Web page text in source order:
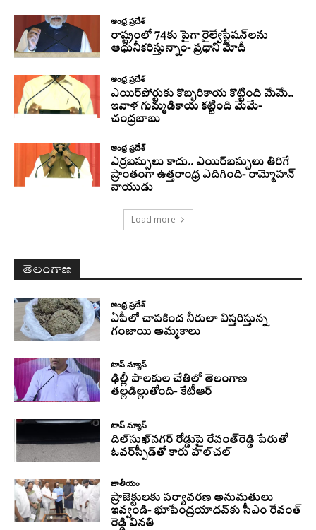
ఆంధ్ర ప్రదేశ్
రాష్ట్రంలో 74కు పైగా రైల్వేస్టేషన్‌లను
ఆధునీకరిస్తున్నాం- ప్రధాని మోదీ
ఆంధ్ర ప్రదేశ్
ఎయిర్‌పోర్టుకు కొబ్బరికాయ కొట్టింది మేమే..
ఇవాళ గుమ్మడికాయ కట్టింది మేమే-
చంద్రబాబు
ఆంధ్ర ప్రదేశ్
ఎర్రబస్సులు కాదు.. ఎయిర్‌బస్సులు తిరిగే
ప్రాంతంగా ఉత్తరాంధ్ర ఎదిగింది- రామ్మోహన్
నాయుడు
Load more
తెలంగాణ
ఆంధ్ర ప్రదేశ్
ఏపీలో చాపకింద నీరులా విస్తరిస్తున్న
గంజాయి అమ్మకాలు
టాప్ న్యూస్
ఢిల్లీ పాలకుల చేతిలో తెలంగాణ
తల్లడిల్లుతోంది- కేటీఆర్
టాప్ న్యూస్
దిల్‌సుఖ్‌నగర్‌ రోడ్డుపై రేవంత్‌రెడ్డి పేరుతో
ఓవర్‌స్పీడ్‌తో కారు హల్‌చల్‌
జాతీయం
ప్రాజెక్టులకు పర్యావరణ అనుమతులు
ఇవ్వండి- భూపేంద్రయాదవ్‌కు సీఎం రేవంత్‌
రెడ్డి వినతి